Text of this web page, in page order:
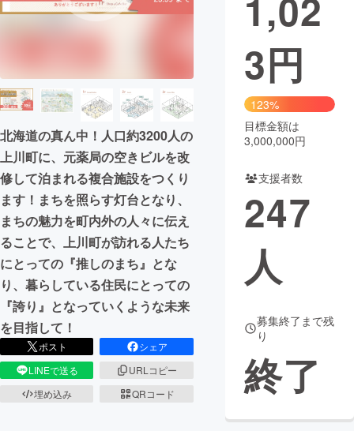
ビジネス・起業 チャレンジ
CAMPFIRE for Social Good
CAMPFIRE Creation
CAMPFIREふるさと納税
コミュニティ
北海道の真ん中！人口約3200人の
上川町に、元薬局の空きビルを改
修して泊まれる複合施設をつくり
ます！まちを照らす灯台となり、
まちの魅力を町内外の人々に伝え
ることで、上川町が訪れる人たち
にとっての『推しのまち』とな
り、暮らしている住民にとっての
『誇り』となっていくような未来
を目指して！
ポスト
シェア
LINEで送る
URLコピー
埋め込み
QRコード
3円
123%
目標金額は
3,000,000円
支援者数
247
人
募集終了まで残
り
終了